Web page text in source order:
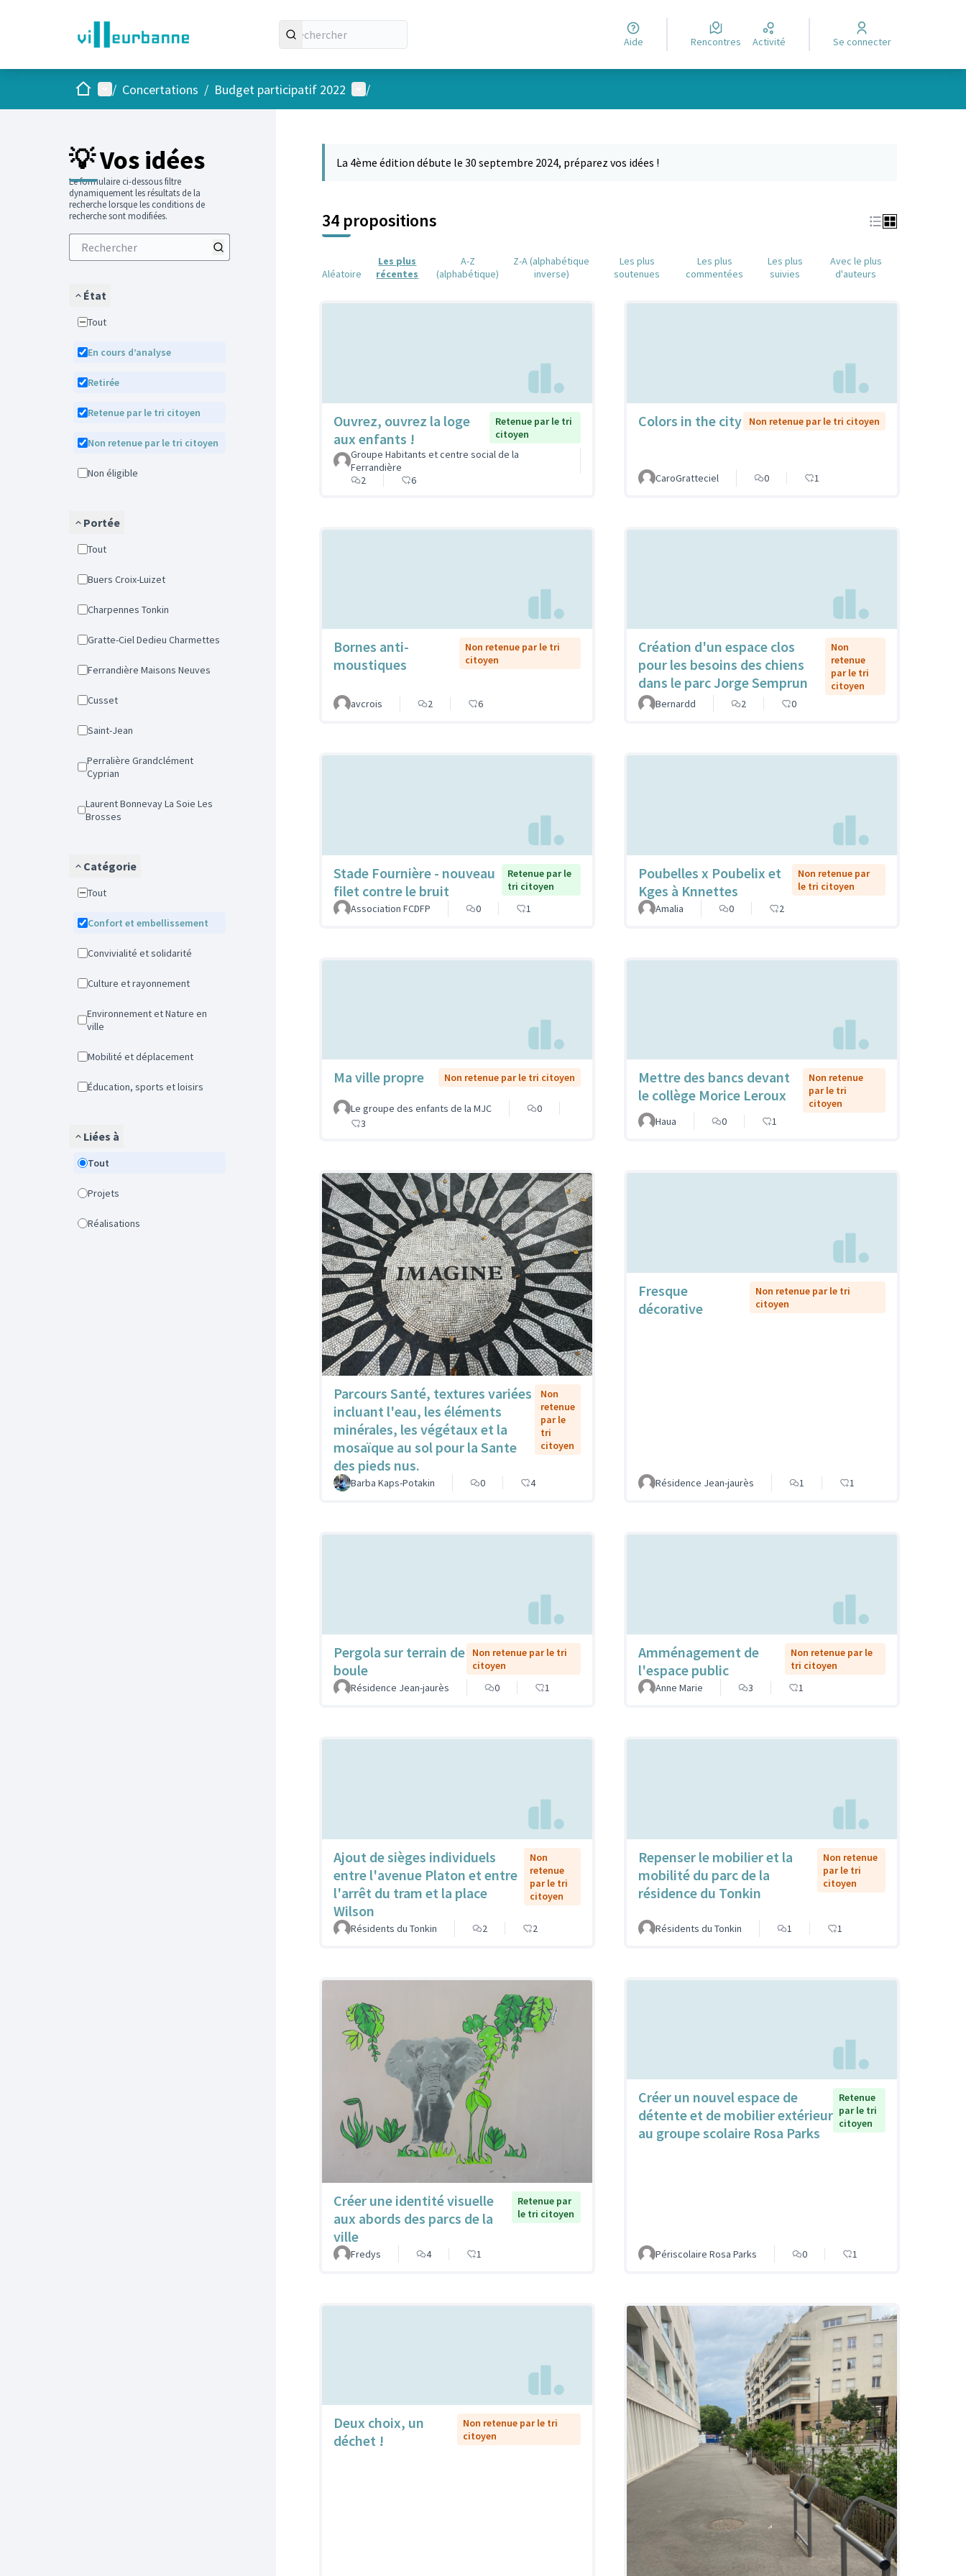
Aide Rencontres Activité Se connecter
AccueilMenu principal
/ Concertations / Budget participatif 2022 Menu utilisateur
/
💡 Vos idées
Le formulaire ci-dessous filtre
dynamiquement les résultats de la
recherche lorsque les conditions de
recherche sont modifiées.
État
Tout
En cours d’analyse
Retirée
Retenue par le tri citoyen
Non retenue par le tri citoyen
Non éligible
Portée
Tout
Buers Croix-Luizet
Charpennes Tonkin
Gratte-Ciel Dedieu Charmettes
Ferrandière Maisons Neuves
Cusset
Saint-Jean
Perralière Grandclément
Cyprian
Laurent Bonnevay La Soie Les
Brosses
Catégorie
Tout
Confort et embellissement
Convivialité et solidarité
Culture et rayonnement
Environnement et Nature en
ville
Mobilité et déplacement
Éducation, sports et loisirs
Liées à
Tout
Projets
Réalisations
La 4ème édition débute le 30 septembre 2024, préparez vos idées !
34 propositions
Aléatoire
Les plus
récentes
A-Z
(alphabétique)
Z-A (alphabétique
inverse)
Les plus
soutenues
Les plus
commentées
Les plus
suivies
Avec le plus
d'auteurs
Ouvrez, ouvrez la loge
aux enfants !
Retenue par le tri
citoyen
Groupe Habitants et centre social de la
Ferrandière
2
6
Colors in the city Non retenue par le tri citoyen
CaroGratteciel 0 1
Bornes anti-
moustiques
Non retenue par le tri
citoyen
avcrois 2 6
Création d'un espace clos
pour les besoins des chiens
dans le parc Jorge Semprun
Non
retenue
par le tri
citoyen
Bernardd
2 0
Stade Fournière - nouveau
filet contre le bruit
Retenue par le
tri citoyen
Association FCDFP
0 1
Poubelles x Poubelix et
Kges à Knnettes
Non retenue par
le tri citoyen
Amalia
0 2
Ma ville propre Non retenue par le tri citoyen
Le groupe des enfants de la MJC
0
3
Mettre des bancs devant
le collège Morice Leroux
Non retenue
par le tri
citoyen
Haua
0 1
Parcours Santé, textures variées
incluant l'eau, les éléments
minérales, les végétaux et la
mosaïque au sol pour la Sante
des pieds nus.
Non
retenue
par le
tri
citoyen
Barba Kaps-Potakin 0 4
Fresque
décorative
Non retenue par le tri
citoyen
Résidence Jean-jaurès 1 1
Pergola sur terrain de
boule
Non retenue par le tri
citoyen
Résidence Jean-jaurès
0 1
Amménagement de
l'espace public
Non retenue par le
tri citoyen
Anne Marie
3 1
Ajout de sièges individuels
entre l'avenue Platon et entre
l'arrêt du tram et la place
Wilson
Non
retenue
par le tri
citoyen
Résidents du Tonkin 2 2
Repenser le mobilier et la
mobilité du parc de la
résidence du Tonkin
Non retenue
par le tri
citoyen
Résidents du Tonkin 1 1
Créer une identité visuelle
aux abords des parcs de la
ville
Retenue par
le tri citoyen
Fredys 4 1
Créer un nouvel espace de
détente et de mobilier extérieur
au groupe scolaire Rosa Parks
Retenue
par le tri
citoyen
Périscolaire Rosa Parks 0 1
Deux choix, un
déchet !
Non retenue par le tri
citoyen